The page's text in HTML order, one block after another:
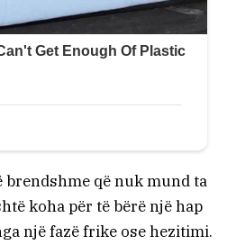
që nuk mund ta
koha për të bërë një hap
një fazë frike ose hezitimi.